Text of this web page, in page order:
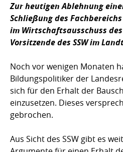
Zur heutigen Ablehnung
Schließung des
im Wirtschaftsausschuss
Vorsitzende des SSW im
Noch vor wenigen Monaten
Bildungspolitiker der
sich für den Erhalt der
einzusetzen. Dieses
gebrochen.
Aus Sicht des SSW gibt es